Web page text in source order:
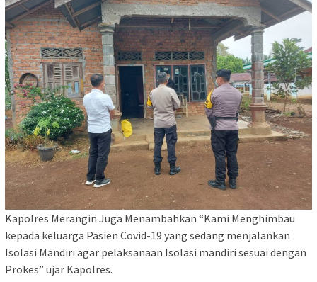
Kapolres Merangin Juga Menambahkan “Kami Menghimbau
kepada keluarga Pasien Covid-19 yang sedang menjalankan
Isolasi Mandiri agar pelaksanaan Isolasi mandiri sesuai dengan
Prokes” ujar Kapolres.